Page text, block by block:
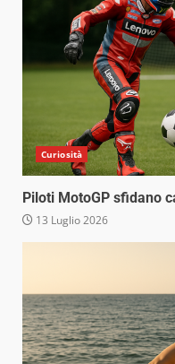
Curiosità
Piloti MotoGP sfidano
13 Luglio 2026